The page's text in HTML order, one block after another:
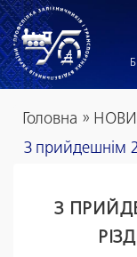
Головна »
З прийдешнім
З